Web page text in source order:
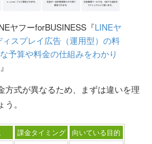
ヤフーforBUSINESS『LINEヤ
スプレイ広告（運用型）の料
予算や料金の仕組みをわかり
』
方式が異なるため、まずは違いを理
。
課金タイミング 向いている目的